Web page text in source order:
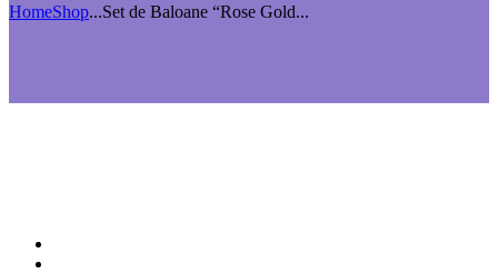
HomeShop...Set de Baloane “Rose Gold...